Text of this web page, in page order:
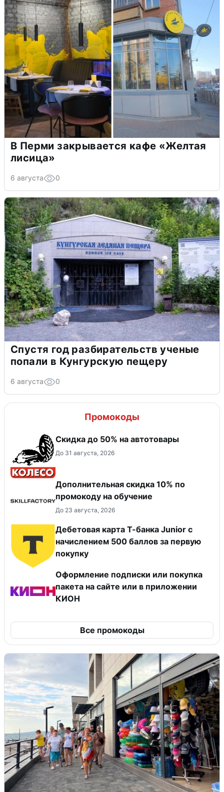
В Перми закрывается кафе «Желтая
лисица»
6 августа 0
Спустя год разбирательств ученые
попали в Кунгурскую пещеру
6 августа 0
Промокоды
Скидка до 50% на автотовары
До 31 августа, 2026
Дополнительная скидка 10% по
промокоду на обучение
До 23 августа, 2026
Дебетовая карта Т-банка Junior c
начислением 500 баллов за первую
покупку
Оформление подписки или покупка
пакета на сайте или в приложении
КИОН
Все промокоды